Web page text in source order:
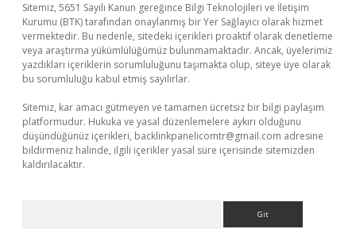
Sitemiz, 5651 Sayılı Kanun gereğince Bilgi Teknolojileri ve İletişim
Kurumu (BTK) tarafından onaylanmış bir Yer Sağlayıcı olarak hizmet
vermektedir. Bu nedenle, sitedeki içerikleri proaktif olarak denetleme
veya araştırma yükümlülüğümüz bulunmamaktadır. Ancak, üyelerimiz
yazdıkları içeriklerin sorumluluğunu taşımakta olup, siteye üye olarak
bu sorumluluğu kabul etmiş sayılırlar.
Sitemiz, kar amacı gütmeyen ve tamamen ücretsiz bir bilgi paylaşım
platformudur. Hukuka ve yasal düzenlemelere aykırı olduğunu
düşündüğünüz içerikleri, backlinkpanelicomtr@gmail.com adresine
bildirmeniz halinde, ilgili içerikler yasal süre içerisinde sitemizden
kaldırılacaktır.